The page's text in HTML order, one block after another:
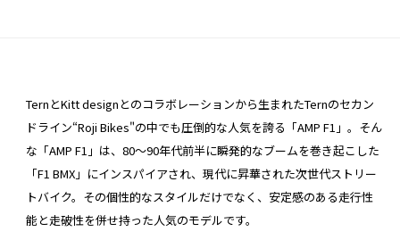
TernとKitt designとのコラボレーションから生まれたTernのセカン
ドライン“Roji Bikes"の中でも圧倒的な人気を誇る「AMP F1」。そん
な「AMP F1」は、80〜90年代前半に瞬発的なブームを巻き起こした
「F1 BMX」にインスパイアされ、現代に昇華された次世代ストリー
トバイク。その個性的なスタイルだけでなく、安定感のある走行性
能と走破性を併せ持った人気のモデルです。